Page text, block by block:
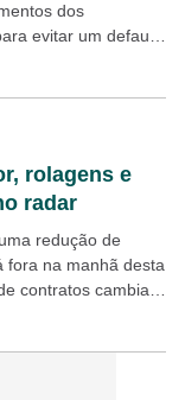
dos
evitar um default
rolagens e
radar
redução de
fora na manhã desta
contratos cambiais